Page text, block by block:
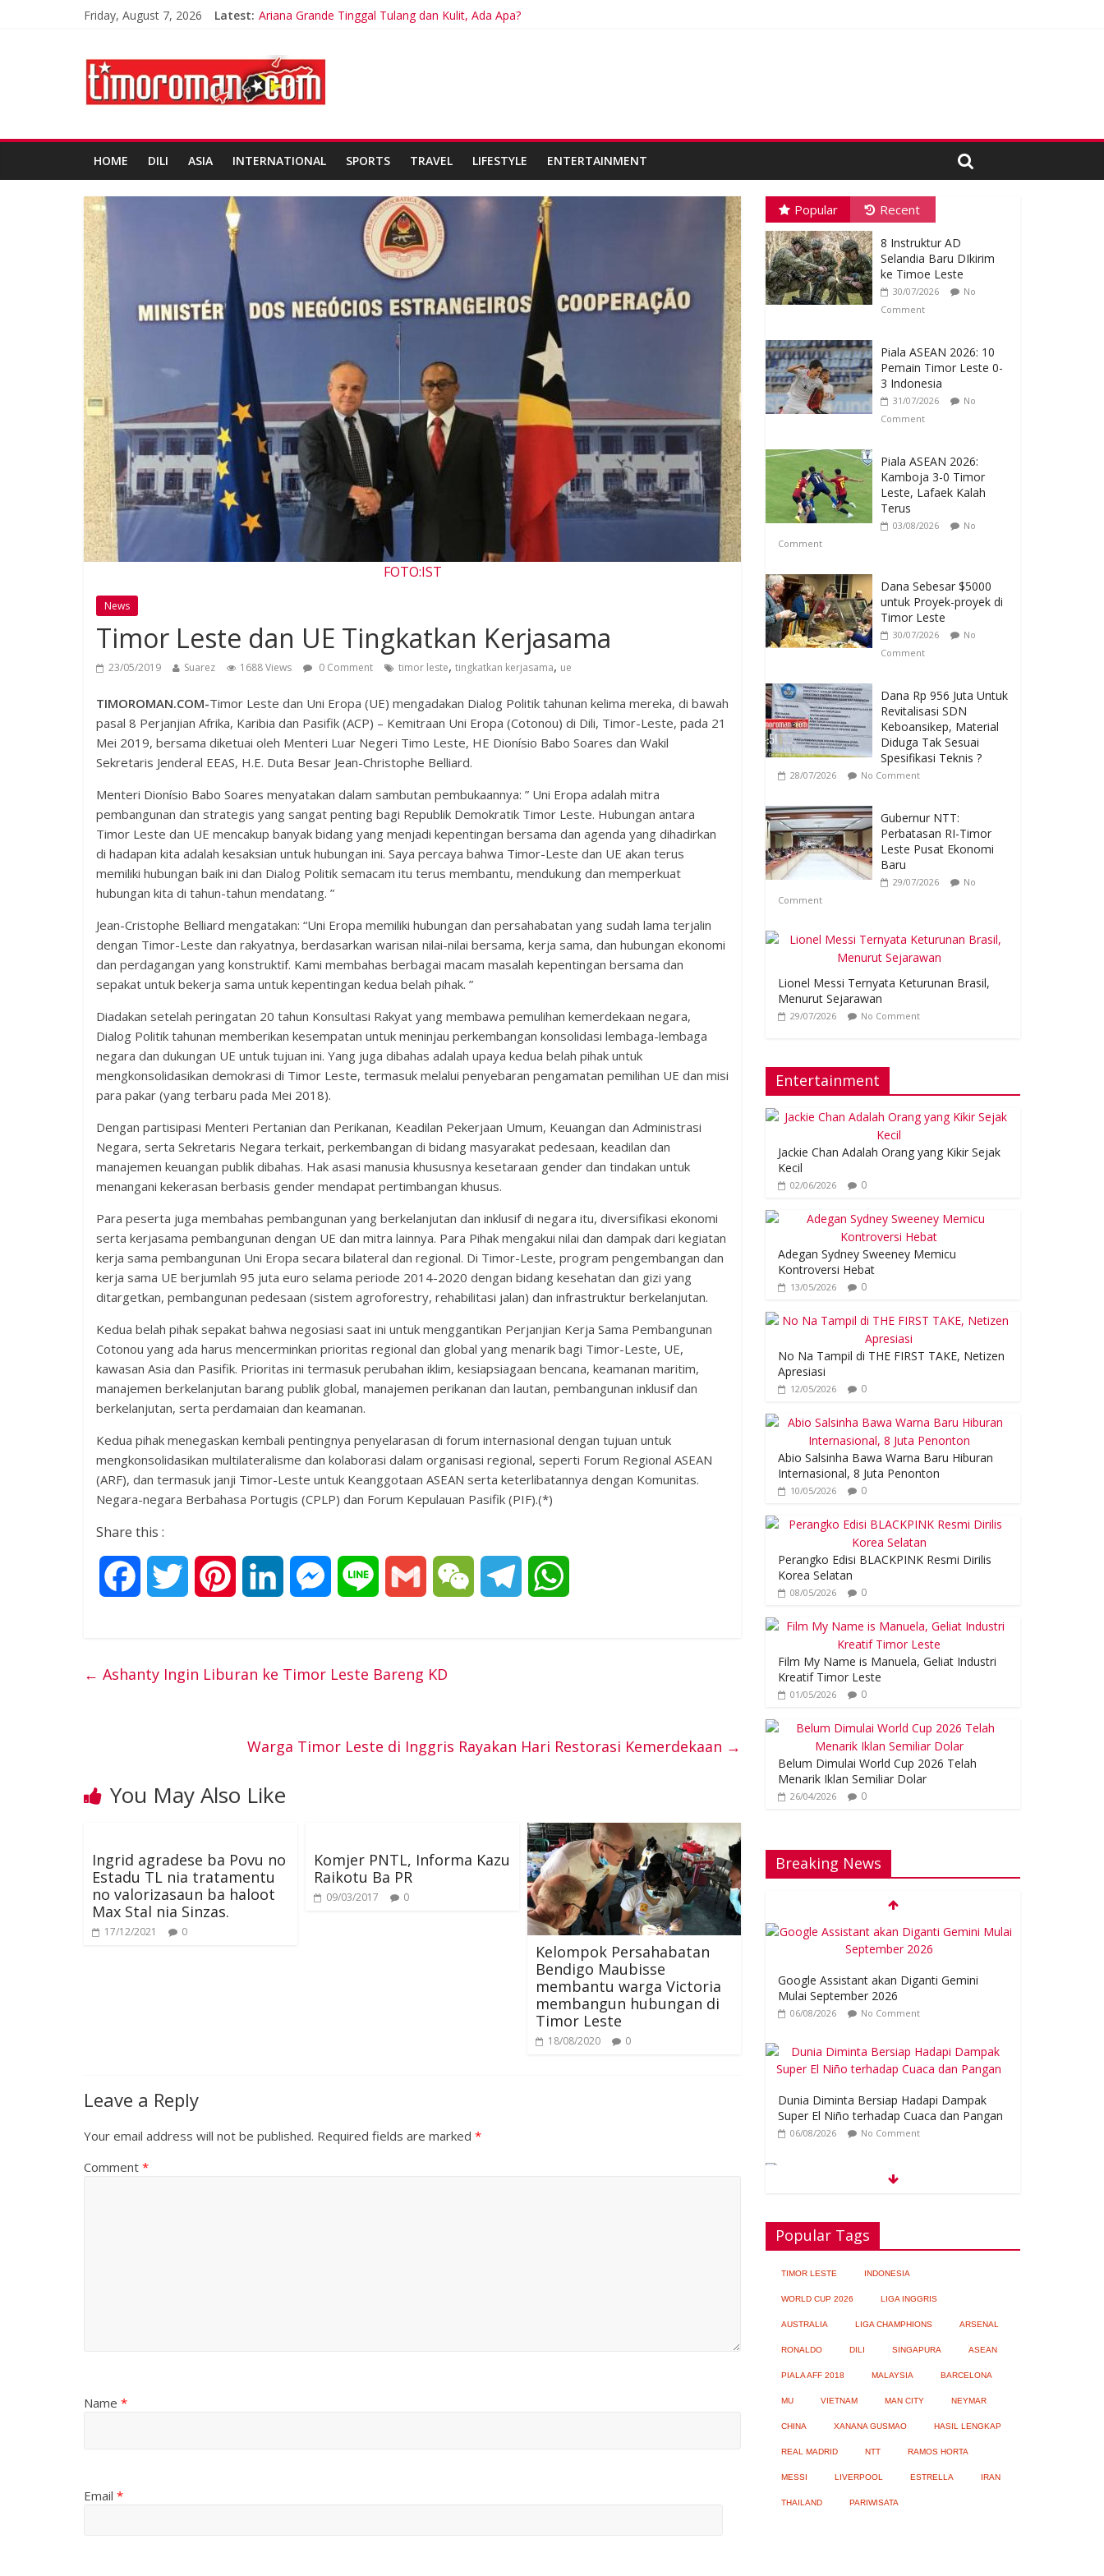
Friday, August 7, 2026 Latest: Ariana Grande Tinggal Tulang dan Kulit, Ada Apa?
Google Assistant akan Diganti Gemini Mulai September 2026
Dunia Diminta Bersiap Hadapi Dampak Super El Niño terhadap Cuaca dan Pangan
LSM Tuding UKPBJ Kabupaten Sidoarjo Lakukan Praktek Persengkokolan Jahat dalam Proses Tender
HOME DILI ASIA INTERNATIONAL SPORTS TRAVEL LIFESTYLE ENTERTAINMENT
FOTO:IST
News
Timor Leste dan UE Tingkatkan Kerjasama
23/05/2019 Suarez 1688 Views 0 Comment timor leste, tingkatkan kerjasama, ue
TIMOROMAN.COM-Timor Leste dan Uni Eropa (UE) mengadakan Dialog Politik tahunan kelima mereka, di bawah
pasal 8 Perjanjian Afrika, Karibia dan Pasifik (ACP) – Kemitraan Uni Eropa (Cotonou) di Dili, Timor-Leste, pada 21
Mei 2019, bersama diketuai oleh Menteri Luar Negeri Timo Leste, HE Dionísio Babo Soares dan Wakil
Sekretaris Jenderal EEAS, H.E. Duta Besar Jean-Christophe Belliard.
Menteri Dionísio Babo Soares menyatakan dalam sambutan pembukaannya: ” Uni Eropa adalah mitra
pembangunan dan strategis yang sangat penting bagi Republik Demokratik Timor Leste. Hubungan antara
Timor Leste dan UE mencakup banyak bidang yang menjadi kepentingan bersama dan agenda yang dihadirkan
di hadapan kita adalah kesaksian untuk hubungan ini. Saya percaya bahwa Timor-Leste dan UE akan terus
memiliki hubungan baik ini dan Dialog Politik semacam itu terus membantu, mendukung dan memperkuat
hubungan kita di tahun-tahun mendatang. ”
Jean-Cristophe Belliard mengatakan: “Uni Eropa memiliki hubungan dan persahabatan yang sudah lama terjalin
dengan Timor-Leste dan rakyatnya, berdasarkan warisan nilai-nilai bersama, kerja sama, dan hubungan ekonomi
dan perdagangan yang konstruktif. Kami membahas berbagai macam masalah kepentingan bersama dan
sepakat untuk bekerja sama untuk kepentingan kedua belah pihak. ”
Diadakan setelah peringatan 20 tahun Konsultasi Rakyat yang membawa pemulihan kemerdekaan negara,
Dialog Politik tahunan memberikan kesempatan untuk meninjau perkembangan konsolidasi lembaga-lembaga
negara dan dukungan UE untuk tujuan ini. Yang juga dibahas adalah upaya kedua belah pihak untuk
mengkonsolidasikan demokrasi di Timor Leste, termasuk melalui penyebaran pengamatan pemilihan UE dan misi
para pakar (yang terbaru pada Mei 2018).
Dengan partisipasi Menteri Pertanian dan Perikanan, Keadilan Pekerjaan Umum, Keuangan dan Administrasi
Negara, serta Sekretaris Negara terkait, perkembangan di bidang masyarakat pedesaan, keadilan dan
manajemen keuangan publik dibahas. Hak asasi manusia khususnya kesetaraan gender dan tindakan untuk
menangani kekerasan berbasis gender mendapat pertimbangan khusus.
Para peserta juga membahas pembangunan yang berkelanjutan dan inklusif di negara itu, diversifikasi ekonomi
serta kerjasama pembangunan dengan UE dan mitra lainnya. Para Pihak mengakui nilai dan dampak dari kegiatan
kerja sama pembangunan Uni Eropa secara bilateral dan regional. Di Timor-Leste, program pengembangan dan
kerja sama UE berjumlah 95 juta euro selama periode 2014-2020 dengan bidang kesehatan dan gizi yang
ditargetkan, pembangunan pedesaan (sistem agroforestry, rehabilitasi jalan) dan infrastruktur berkelanjutan.
Kedua belah pihak sepakat bahwa negosiasi saat ini untuk menggantikan Perjanjian Kerja Sama Pembangunan
Cotonou yang ada harus mencerminkan prioritas regional dan global yang menarik bagi Timor-Leste, UE,
kawasan Asia dan Pasifik. Prioritas ini termasuk perubahan iklim, kesiapsiagaan bencana, keamanan maritim,
manajemen berkelanjutan barang publik global, manajemen perikanan dan lautan, pembangunan inklusif dan
berkelanjutan, serta perdamaian dan keamanan.
Kedua pihak menegaskan kembali pentingnya penyelarasan di forum internasional dengan tujuan untuk
mengkonsolidasikan multilateralisme dan kolaborasi dalam organisasi regional, seperti Forum Regional ASEAN
(ARF), dan termasuk janji Timor-Leste untuk Keanggotaan ASEAN serta keterlibatannya dengan Komunitas.
Negara-negara Berbahasa Portugis (CPLP) dan Forum Kepulauan Pasifik (PIF).(*)
Share this :
k s
t
e
n
M
e
e
r
l a g
a
m
s
p
p
← Ashanty Ingin Liburan ke Timor Leste Bareng KD
Warga Timor Leste di Inggris Rayakan Hari Restorasi Kemerdekaan →
You May Also Like
Ingrid agradese ba Povu no
Estadu TL nia tratamentu
no valorizasaun ba haloot
Max Stal nia Sinzas.
17/12/2021 0
Komjer PNTL, Informa Kazu
Raikotu Ba PR
09/03/2017 0
Kelompok Persahabatan
Bendigo Maubisse
membantu warga Victoria
membangun hubungan di
Timor Leste
18/08/2020 0
Leave a Reply
Your email address will not be published. Required fields are marked *
Comment *
Name *
Email *
Popular Recent
8 Instruktur AD
Selandia Baru DIkirim
ke Timoe Leste
30/07/2026
No
Comment
Piala ASEAN 2026: 10
Pemain Timor Leste 0-
3 Indonesia
31/07/2026
No
Comment
Piala ASEAN 2026:
Kamboja 3-0 Timor
Leste, Lafaek Kalah
Terus
03/08/2026
No
Comment
Dana Sebesar $5000
untuk Proyek-proyek di
Timor Leste
30/07/2026
No
Comment
Dana Rp 956 Juta Untuk
Revitalisasi SDN
Keboansikep, Material
Diduga Tak Sesuai
Spesifikasi Teknis ?
28/07/2026 No Comment
Gubernur NTT:
Perbatasan RI-Timor
Leste Pusat Ekonomi
Baru
29/07/2026
No
Comment
Lionel Messi Ternyata Keturunan Brasil,
Menurut Sejarawan
29/07/2026 No Comment
Entertainment
Jackie Chan Adalah Orang yang Kikir Sejak
Kecil
02/06/2026 0
Adegan Sydney Sweeney Memicu
Kontroversi Hebat
13/05/2026 0
No Na Tampil di THE FIRST TAKE, Netizen
Apresiasi
12/05/2026 0
Abio Salsinha Bawa Warna Baru Hiburan
Internasional, 8 Juta Penonton
10/05/2026 0
Perangko Edisi BLACKPINK Resmi Dirilis
Korea Selatan
08/05/2026 0
Film My Name is Manuela, Geliat Industri
Kreatif Timor Leste
01/05/2026 0
Belum Dimulai World Cup 2026 Telah
Menarik Iklan Semiliar Dolar
26/04/2026 0
Breaking News
Google Assistant akan Diganti Gemini
Mulai September 2026
06/08/2026 No Comment
Dunia Diminta Bersiap Hadapi Dampak
Super El Niño terhadap Cuaca dan Pangan
06/08/2026 No Comment
LSM Tuding UKPBJ Kabupaten Sidoarjo
Lakukan Praktek Persengkokolan Jahat
dalam Proses Tender
Ariana Grande Tinggal Tulang dan Kulit,
05/08/2026 No Comment
Sejarah
Popular Tags
TIMOR LESTE INDONESIA
WORLD CUP 2026 LIGA INGGRIS
AUSTRALIA LIGA CHAMPHIONS ARSENAL
RONALDO DILI SINGAPURA ASEAN
PIALA AFF 2018 MALAYSIA BARCELONA
MU VIETNAM MAN CITY NEYMAR
CHINA XANANA GUSMAO HASIL LENGKAP
REAL MADRID NTT RAMOS HORTA
MESSI LIVERPOOL ESTRELLA IRAN
THAILAND PARIWISATA